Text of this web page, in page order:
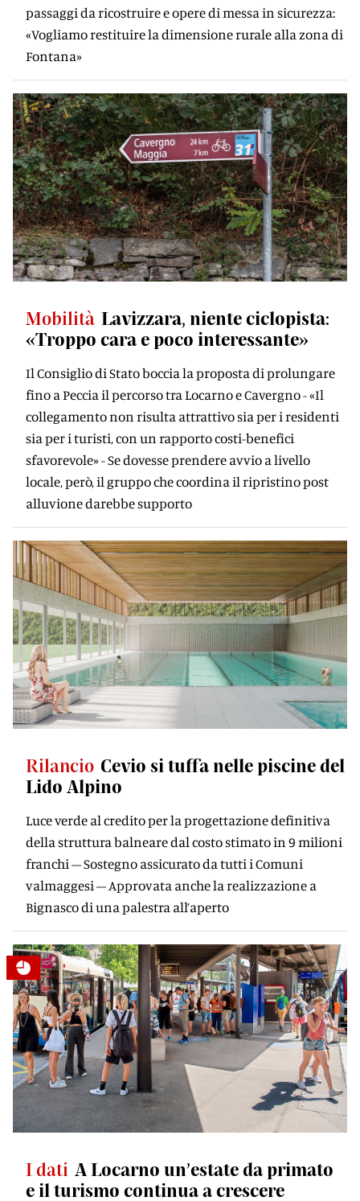
passaggi da ricostruire e opere di messa in sicurezza:
«Vogliamo restituire la dimensione rurale alla zona di
Fontana»
Mobilità Lavizzara, niente ciclopista:
«Troppo cara e poco interessante»
Il Consiglio di Stato boccia la proposta di prolungare
fino a Peccia il percorso tra Locarno e Cavergno - «Il
collegamento non risulta attrattivo sia per i residenti
sia per i turisti, con un rapporto costi-benefici
sfavorevole» - Se dovesse prendere avvio a livello
locale, però, il gruppo che coordina il ripristino post
alluvione darebbe supporto
Rilancio Cevio si tuffa nelle piscine del
Lido Alpino
Luce verde al credito per la progettazione definitiva
della struttura balneare dal costo stimato in 9 milioni
franchi – Sostegno assicurato da tutti i Comuni
valmaggesi – Approvata anche la realizzazione a
Bignasco di una palestra all’aperto
I dati A Locarno un’estate da primato
e il turismo continua a crescere